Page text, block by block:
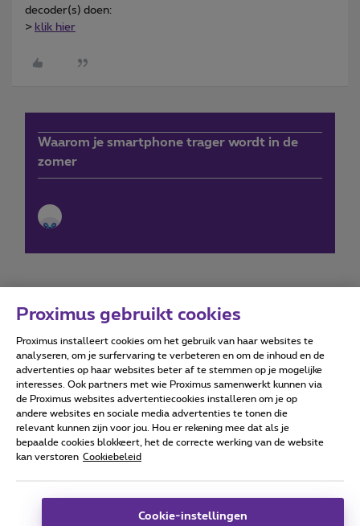
decoder(s) doen:
> klik hier
Waarom je smartphone trager wordt in de
zomer
Forumvoorwaarden Accessibility statement
Alle rechten voorbehouden. © Proximus
Algemene voorwaarden, consumenteninfo
Deze website is gecreëerd en wordt beheerd conform het
Proximus gebruikt cookies
Proximus installeert cookies om het gebruik van haar websites te
analyseren, om je surfervaring te verbeteren en om de inhoud en de
advertenties op haar websites beter af te stemmen op je mogelijke
interesses. Ook partners met wie Proximus samenwerkt kunnen via
de Proximus websites advertentiecookies installeren om je op
andere websites en sociale media advertenties te tonen die
relevant kunnen zijn voor jou. Hou er rekening mee dat als je
bepaalde cookies blokkeert, het de correcte werking van de website
kan verstoren Cookiebeleid
Cookie-instellingen